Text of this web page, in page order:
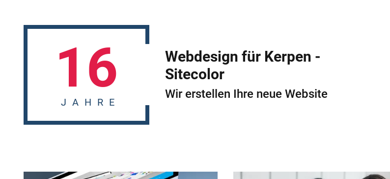
16
JAHRE
Webdesign für Kerpen -
Sitecolor
Wir erstellen Ihre neue Website